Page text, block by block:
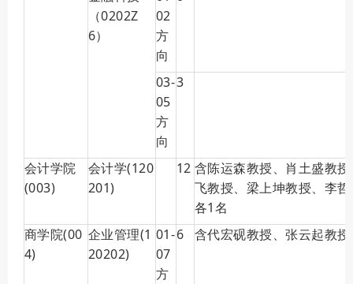
（0202Z
6）
02
方
向
03-
05
方
向
3
会计学院
(003)
会计学(120
201)
12 含陈运森教授、肖土盛教
飞教授、梁上坤教授、李
各1名
商学院(00
4)
企业管理(1
20202)
01-
07
方
6 含代宏砚教授、张云起教